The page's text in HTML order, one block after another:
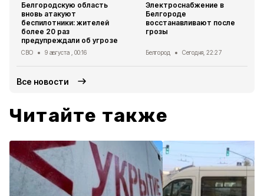
Белгородскую область
вновь атакуют
беспилотники: жителей
более 20 раз
предупреждали об угрозе
СВО 9 августа , 00:16
Электроснабжение в
Белгороде
восстанавливают после
грозы
Белгород Сегодня, 22:27
Все новости
Читайте также